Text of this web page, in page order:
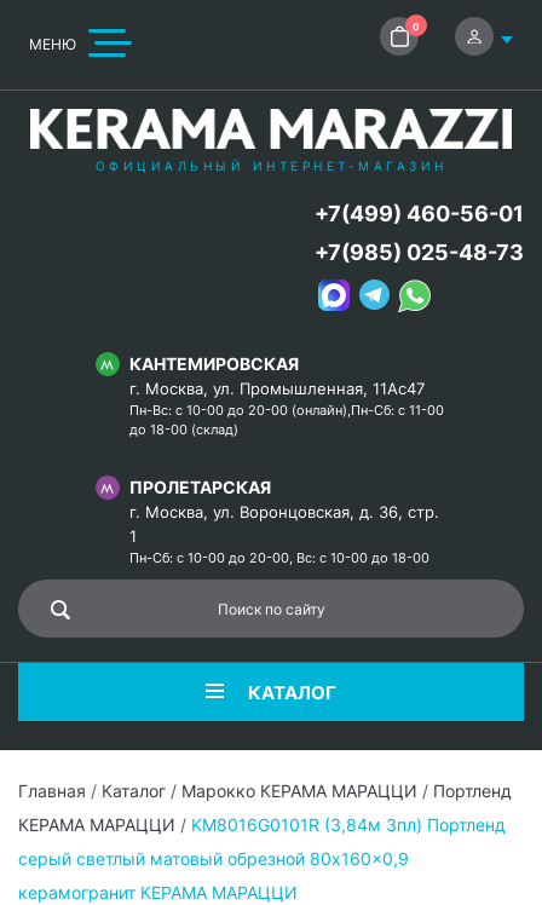
МЕНЮ
0
ОФИЦИАЛЬНЫЙ ИНТЕРНЕТ-МАГАЗИН
КАНТЕМИРОВСКАЯ
г. Москва, ул. Промышленная, 11Ас47
Пн-Вс: с 10-00 до 20-00 (онлайн),Пн-Сб: с 11-00
до 18-00 (склад)
ПРОЛЕТАРСКАЯ
г. Москва, ул. Воронцовская, д. 36, стр.
1
Пн-Сб: с 10-00 до 20-00, Вс: с 10-00 до 18-00
+7(499) 460-56-01
+7(985) 025-48-73
КАТАЛОГ
Главная / Каталог / Марокко КЕРАМА МАРАЦЦИ / Портленд
КЕРАМА МАРАЦЦИ / KM8016G0101R (3,84м 3пл) Портленд
серый светлый матовый обрезной 80x160x0,9
керамогранит КЕРАМА МАРАЦЦИ